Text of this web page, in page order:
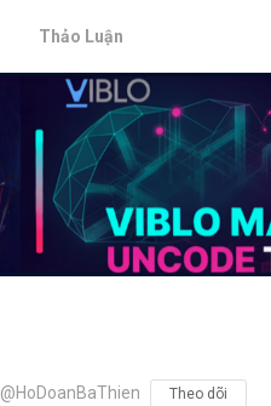
Thảo Luận
@HoDoanBaThien Theo dõi